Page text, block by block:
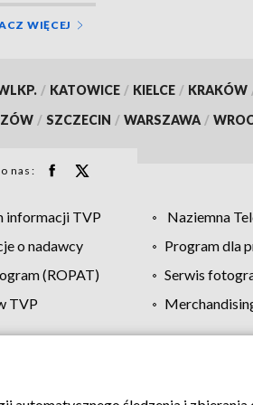
WIĘCEJ
/ KATOWICE / KIELCE / KRAKÓW
/ SZCZECIN / WARSZAWA /
nas:
informacji TVP Naziemna
o nadawcy
Program dla
(ROPAT)
Serwis
TVP
Moje zgody Pomoc Biuro